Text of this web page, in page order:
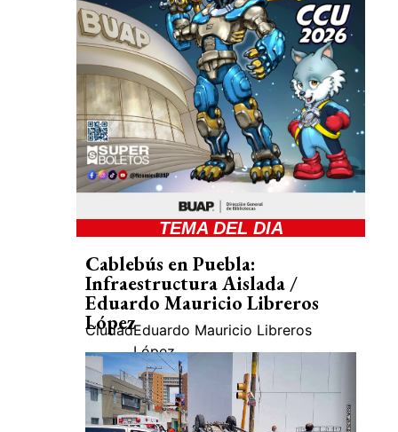
TEMA DEL DIA
Cablebús en Puebla:
Infraestructura Aislada /
Eduardo Mauricio Libreros
López
CiudadEduardo Mauricio Libreros
López